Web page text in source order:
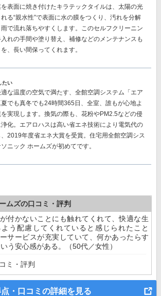
表面に焼き付けたキラテックタイルは、太陽の光
る“親水性”で表面に水の膜をつくり、汚れを分解
で流れ落ちやすくします。このセルフクリーニン
入れの手間や塗り替え、補修などのメンテナンスも
、長い間保ってくれます。
たい
な温度の空気で満たす、 全館空調システム「エア
でも真冬でも24時間365日、全室、誰もが心地よ
実現します。換気の際も、花粉やPM2.5などの侵
化。エアロハスは高い省エネ技術により電気代の
2019年度省エネ大賞を受賞。 住宅用全館空調シス
ニック ホームズが初めてです。
ムズの口コミ・評判
付かないことにも触れてくれて、快適な生
う配慮してくれていると感じられたこと
サービスが充実していて、何かあったらす
う安心感がある。（50代／女性）
ミ・評判
・口コミの詳細を見る